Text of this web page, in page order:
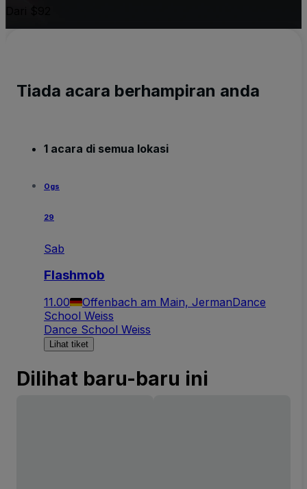
Tiada acara berhampiran anda
1 acara di semua lokasi
Ogs
29
Sab
Flashmob
11.00 Offenbach am Main, JermanDance
School Weiss
Dance School Weiss
Lihat tiket
Dilihat baru-baru ini